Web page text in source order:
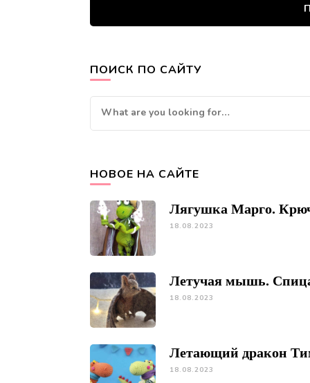
ПОИСК ПО САЙТУ
Looking
for
НОВОЕ НА САЙТЕ
Лягушка Марго.
18.08.2023
Летучая мышь.
18.08.2023
Летающий дракон
18.08.2023